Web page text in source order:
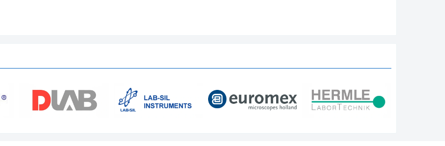
Động cơ DC không chổi than 14W
290 x 240 x 150mm